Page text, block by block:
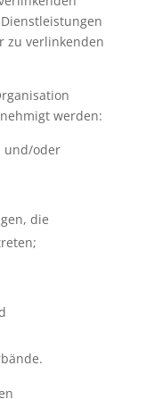
zu verlinkenden
werden:
und/oder
die